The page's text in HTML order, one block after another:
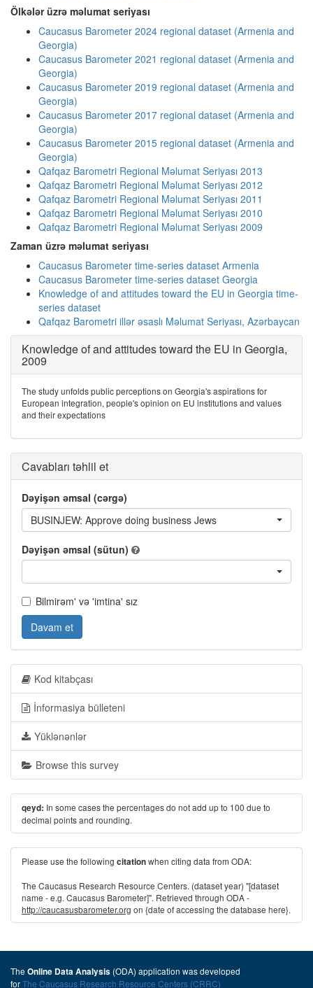
Ölkələr üzrə məlumat seriyası
Caucasus Barometer 2024 regional dataset (Armenia and
Georgia)
Caucasus Barometer 2021 regional dataset (Armenia and
Georgia)
Caucasus Barometer 2019 regional dataset (Armenia and
Georgia)
Caucasus Barometer 2017 regional dataset (Armenia and
Georgia)
Caucasus Barometer 2015 regional dataset (Armenia and
Georgia)
Qafqaz Barometri Regional Məlumat Seriyası 2013
Qafqaz Barometri Regional Məlumat Seriyası 2012
Qafqaz Barometri Regional Məlumat Seriyası 2011
Qafqaz Barometri Regional Məlumat Seriyası 2010
Qafqaz Barometri Regional Məlumat Seriyası 2009
Zaman üzrə məlumat seriyası
Caucasus Barometer time-series dataset Armenia
Caucasus Barometer time-series dataset Georgia
Knowledge of and attitudes toward the EU in Georgia time-
series dataset
Qafqaz Barometri illər əsaslı Məlumat Seriyası, Azərbaycan
Knowledge of and attitudes toward the EU in Georgia,
2009
The study unfolds public perceptions on Georgia's aspirations for
European integration, people's opinion on EU institutions and values
and their expectations
Cavabları təhlil et
Dəyişən əmsal (cərgə)
BUSINJEW: Approve doing business Jews
Dəyişən əmsal (sütun)
Bilmirəm' və 'imtina' sız
Davam et
Kod kitabçası
İnformasiya bülleteni
Yüklənənlər
Browse this survey
qeyd: In some cases the percentages do not add up to 100 due to
decimal points and rounding.
Please use the following citationwhen citing data from ODA:
The Caucasus Research Resource Centers. (dataset year) "[dataset
name - e.g. Caucasus Barometer]". Retrieved through ODA -
http://caucasusbarometer.org on {date of accessing the database here}.
The Online Data Analysis (ODA) application was developed
forThe Caucasus Research Resource Centers (CRRC)